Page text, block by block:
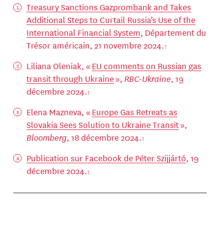
Treasury Sanctions Gazprombank and Takes
Additional Steps to Curtail Russia’s Use of the
International Financial System, Département du
Trésor américain, 21 novembre 2024.
Liliana Oleniak, « EU comments on Russian gas
transit through Ukraine», RBC-Ukraine, 19
décembre 2024.
Elena Mazneva, « Europe Gas Retreats as
Slovakia Sees Solution to Ukraine Transit»,
Bloomberg, 18 décembre 2024.
Publication sur Facebook de Péter Szijjártó, 19
décembre 2024.